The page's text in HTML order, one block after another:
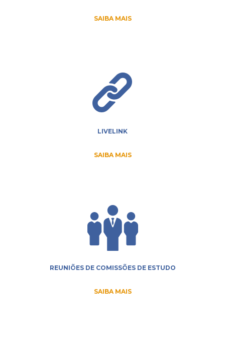
SAIBA MAIS
LIVELINK
SAIBA MAIS
REUNIÕES DE COMISSÕES DE ESTUDO
SAIBA MAIS